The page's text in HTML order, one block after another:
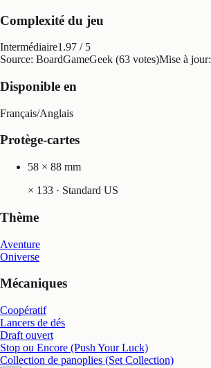
Complexité du jeu
Intermédiaire1.97 / 5
Source: BoardGameGeek (63 votes)Mise à jour:
Disponible en
Français/Anglais
Protège-cartes
58 × 88 mm
× 133 · Standard US
Thème
Aventure
Oniverse
Mécaniques
Coopératif
Lancers de dés
Draft ouvert
Stop ou Encore (Push Your Luck)
Collection de panoplies (Set Collection)